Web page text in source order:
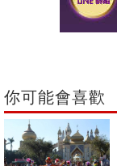
你可能會喜歡